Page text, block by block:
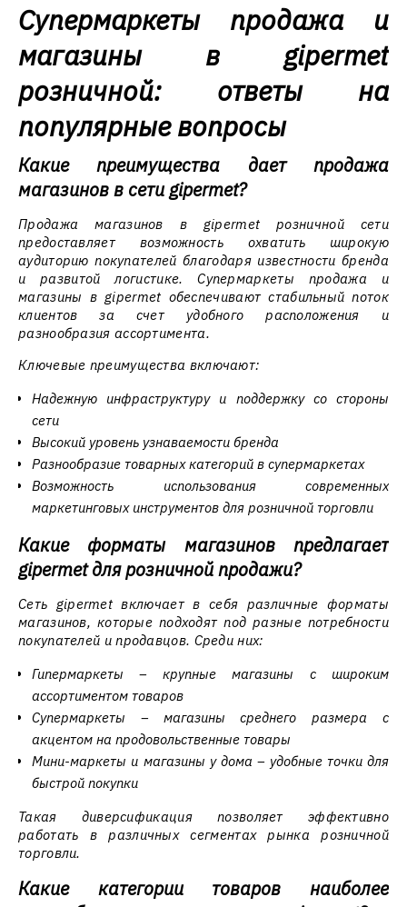
Супермаркеты продажа и
магазины в gipermet
розничной: ответы на
популярные вопросы
Какие преимущества дает продажа
магазинов в сети gipermet?
Продажа магазинов в gipermet розничной сети
предоставляет возможность охватить широкую
аудиторию покупателей благодаря известности бренда
и развитой логистике. Супермаркеты продажа и
магазины в gipermet обеспечивают стабильный поток
клиентов за счет удобного расположения и
разнообразия ассортимента.
Ключевые преимущества включают:
Надежную инфраструктуру и поддержку со стороны
сети
Высокий уровень узнаваемости бренда
Разнообразие товарных категорий в супермаркетах
Возможность использования современных
маркетинговых инструментов для розничной торговли
Какие форматы магазинов предлагает
gipermet для розничной продажи?
Сеть gipermet включает в себя различные форматы
магазинов, которые подходят под разные потребности
покупателей и продавцов. Среди них:
Гипермаркеты – крупные магазины с широким
ассортиментом товаров
Супермаркеты – магазины среднего размера с
акцентом на продовольственные товары
Мини-маркеты и магазины у дома – удобные точки для
быстрой покупки
Такая диверсификация позволяет эффективно
работать в различных сегментах рынка розничной
торговли.
Какие категории товаров наиболее